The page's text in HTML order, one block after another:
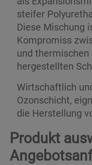
steifer
Diese Mischung
Kompromiss
und
hergestellten
Wirtschaftlich
Ozonschicht,
die Herstellung
Produkt